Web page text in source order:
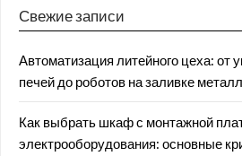
Свежие записи
Автоматизация литейного цеха: от
печей до роботов на заливке
Как выбрать шкаф с монтажной
электрооборудования: основные